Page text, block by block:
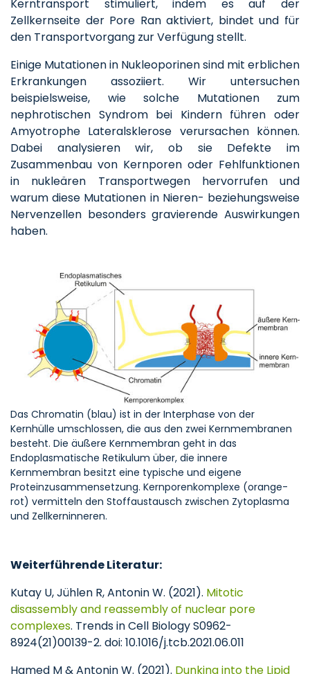
Kerntransport stimuliert, indem es auf der
Zellkernseite der Pore Ran aktiviert, bindet und für
den Transportvorgang zur Verfügung stellt.
Einige Mutationen in Nukleoporinen sind mit erblichen
Erkrankungen assoziiert. Wir untersuchen
beispielsweise, wie solche Mutationen zum
nephrotischen Syndrom bei Kindern führen oder
Amyotrophe Lateralsklerose verursachen können.
Dabei analysieren wir, ob sie Defekte im
Zusammenbau von Kernporen oder Fehlfunktionen
in nukleären Transportwegen hervorrufen und
warum diese Mutationen in Nieren- beziehungsweise
Nervenzellen besonders gravierende Auswirkungen
haben.
Das Chromatin (blau) ist in der Interphase von der
Kernhülle umschlossen, die aus den zwei Kernmembranen
besteht. Die äußere Kernmembran geht in das
Endoplasmatische Retikulum über, die innere
Kernmembran besitzt eine typische und eigene
Proteinzusammensetzung. Kernporenkomplexe (orange-
rot) vermitteln den Stoffaustausch zwischen Zytoplasma
und Zellkerninneren.
Weiterführende Literatur:
Kutay U, Jühlen R, Antonin W. (2021). Mitotic
disassembly and reassembly of nuclear pore
complexes. Trends in Cell Biology S0962-
8924(21)00139-2. doi: 10.1016/j.tcb.2021.06.011
Hamed M & Antonin W. (2021). Dunking into the Lipid